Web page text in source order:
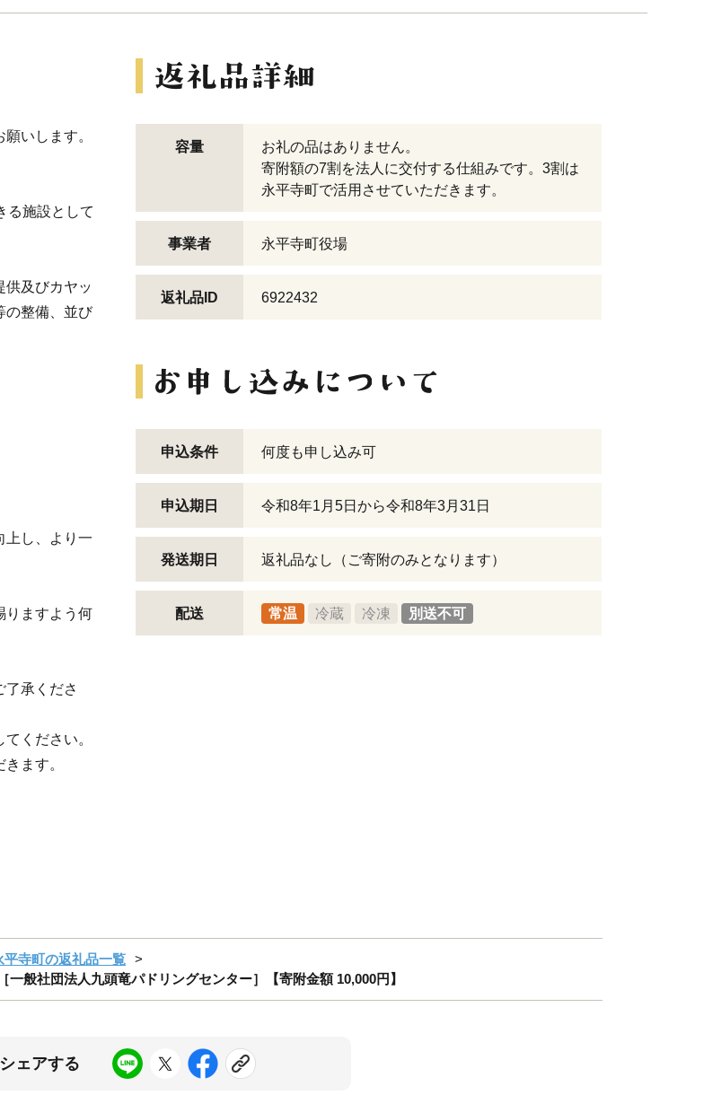
いします。
る施設として
供及びカヤッ
の整備、並び
上し、より一
りますよう何
承くださ
ください。
ます。
容量
お礼の品はありません。
寄附額の7割を法人に交付する仕組みです。3割は
永平寺町で活用させていただきます。
事業者 永平寺町役場
返礼品ID 6922432
申込条件 何度も申し込み可
申込期日 令和8年1月5日から令和8年3月31日
発送期日 返礼品なし（ご寄附のみとなります）
配送 常温 冷蔵 冷凍 別送不可
平寺町の返礼品一覧
般社団法人九頭竜パドリングセンター］【寄附金額 10,000円】
ェアする